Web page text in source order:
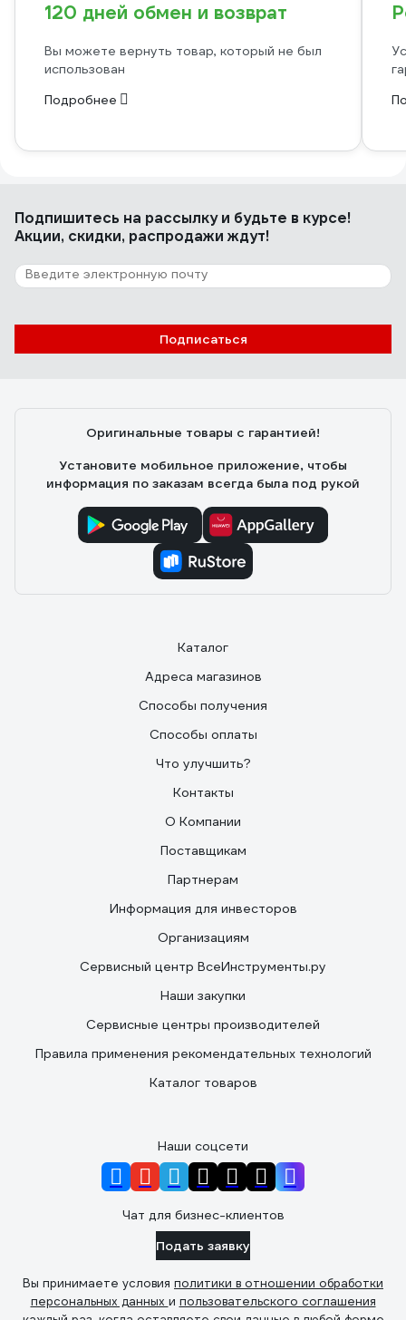
120 дней обмен и возврат
Вы можете вернуть товар, который не был
использован
Подробнее
Подпишитесь на рассылкуи будьте в курсе!
Акции, скидки, распродажи ждут!
Подписаться
Оригинальные товары с гарантией!
Установите мобильное приложение, чтобы
информация по заказам всегда была под рукой
Каталог
Адреса магазинов
Способы получения
Способы оплаты
Что улучшить?
Контакты
О Компании
Поставщикам
Партнерам
Информация для инвесторов
Организациям
Сервисный центр ВсеИнструменты.ру
Наши закупки
Сервисные центры производителей
Правила применения рекомендательных технологий
Каталог товаров
Наши соцсети
Чат для бизнес-клиентов
Подать заявку
Вы принимаете условия политики в отношении обработки
персональных данных и пользовательского соглашения